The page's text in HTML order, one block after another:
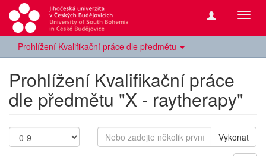
Prohlížení Kvalifikační práce dle předmětu
Prohlížení Kvalifikační práce
dle předmětu "X - raytherapy"
Vykonat